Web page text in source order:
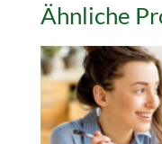
Ähnliche